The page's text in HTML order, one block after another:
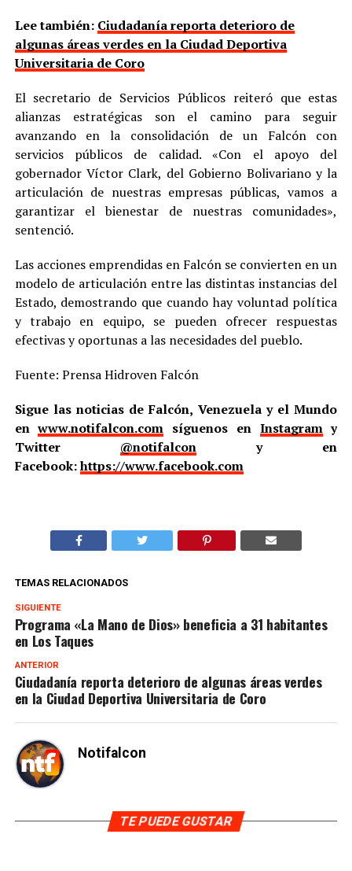
Lee también: Ciudadanía reporta deterioro de
algunas áreas verdes en la Ciudad Deportiva
Universitaria de Coro
El secretario de Servicios Públicos reiteró que estas
alianzas estratégicas son el camino para seguir
avanzando en la consolidación de un Falcón con
servicios públicos de calidad. «Con el apoyo del
gobernador Víctor Clark, del Gobierno Bolivariano y la
articulación de nuestras empresas públicas, vamos a
garantizar el bienestar de nuestras comunidades»,
sentenció.
Las acciones emprendidas en Falcón se convierten en un
modelo de articulación entre las distintas instancias del
Estado, demostrando que cuando hay voluntad política
y trabajo en equipo, se pueden ofrecer respuestas
efectivas y oportunas a las necesidades del pueblo.
Fuente: Prensa Hidroven Falcón
Sigue las noticias de Falcón, Venezuela y el Mundo
enwww.notifalcon.com síguenos en Instagramy
Twitter @notifalcony en
Facebook:https://www.facebook.com
TEMAS RELACIONADOS
SIGUIENTE
Programa «La Mano de Dios» beneficia a 31 habitantes
en Los Taques
ANTERIOR
Ciudadanía reporta deterioro de algunas áreas verdes
en la Ciudad Deportiva Universitaria de Coro
Notifalcon
TE PUEDE GUSTAR